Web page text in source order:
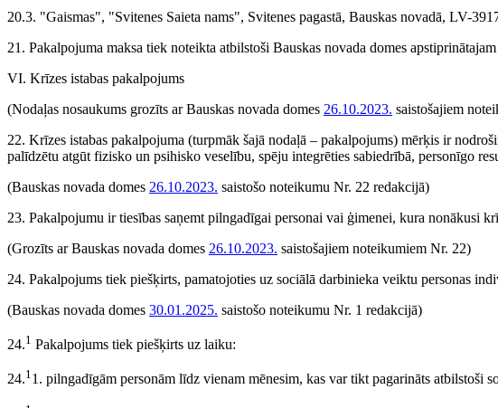
20.3. "Gaismas", "Svitenes Saieta nams", Svitenes pagastā, Bauskas novadā, LV-
21. Pakalpojuma maksa tiek noteikta atbilstoši Bauskas novada domes
VI. Krīzes istabas pakalpojums
(Nodaļas nosaukums grozīts ar Bauskas novada domes 26.10.2023. saistošajiem
22. Krīzes istabas pakalpojuma (turpmāk šajā nodaļā – pakalpojums) mērķis ir
palīdzētu atgūt fizisko un psihisko veselību, spēju integrēties sabiedrībā, personīgo
(Bauskas novada domes 26.10.2023. saistošo noteikumu Nr. 22 redakcijā)
23. Pakalpojumu ir tiesības saņemt pilngadīgai personai vai ģimenei, kura nonākusi
(Grozīts ar Bauskas novada domes 26.10.2023. saistošajiem noteikumiem Nr. 22)
24. Pakalpojums tiek piešķirts, pamatojoties uz sociālā darbinieka veiktu personas
(Bauskas novada domes 30.01.2025. saistošo noteikumu Nr. 1 redakcijā)
24.1 Pakalpojums tiek piešķirts uz laiku:
24.11. pilngadīgām personām līdz vienam mēnesim, kas var tikt pagarināts atbilstoši